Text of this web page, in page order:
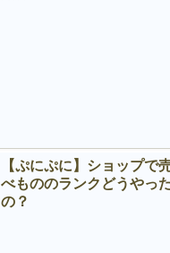
【ぷにぷに】ショップで
べもののランクどうやっ
の？